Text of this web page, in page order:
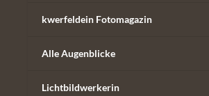
kwerfeldein Fotomagazin
Alle Augenblicke
Lichtbildwerkerin